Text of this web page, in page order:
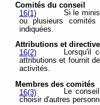
Comités du conseil
16(1)
Si le
ou plusieurs
indiquées.
Attributions et
16(2)
Lorsqu'il
attributions et fournit
activités.
Membres des comités
16(3)
Le
choisir d'autres